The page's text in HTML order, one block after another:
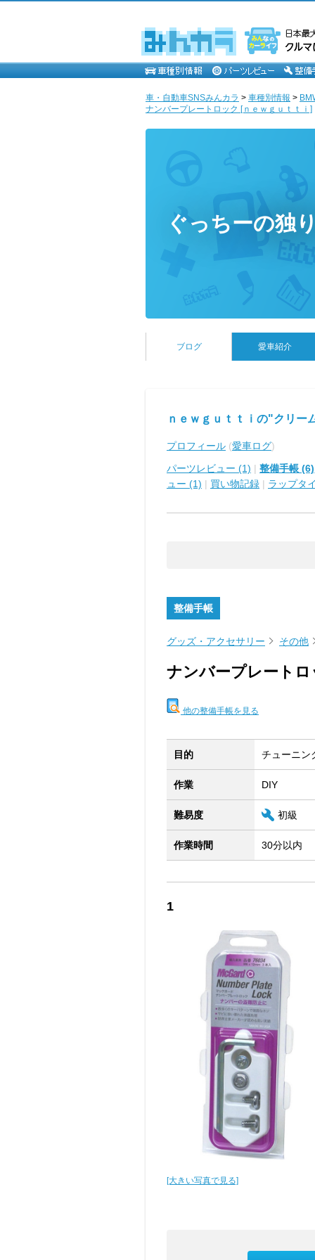
車・自動車SNSみんカラ > 車種別情報 >
ナンバープレートロック [ｎｅｗｇｕｔｔｉ]
ぐっちーの独
ブログ 愛車紹介
ｎｅｗｇｕｔｔｉの"クリー
プロフィール (愛車ログ)
パーツレビュー (1) | 整備手帳 (6)
ュー (1) | 買い物記録 | ラップタ
整備手帳
グッズ・アクセサリー その他
ナンバープレートロ
他の整備手帳を見る
目的 チューニン
作業 DIY
難易度 初級
作業時間 30分以内
1
[大きい写真で見る]